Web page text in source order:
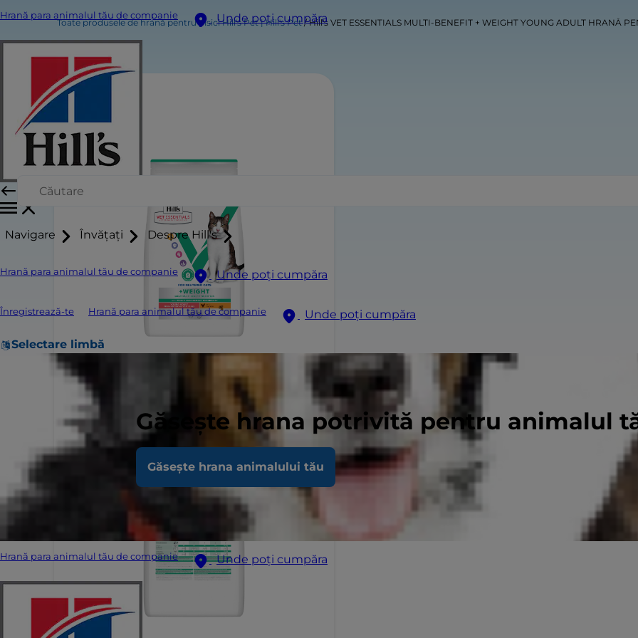
Hrană para animalul tău de companie Unde poți cumpăra
Navigare Învățați Despre Hill's
Hrană para animalul tău de companie Unde poți cumpăra
Înregistrează-te Hrană para animalul tău de companie Unde poți cumpăra
Selectare limbă
Găsește hrana potrivită pentru animalul
Găsește hrana animalului tău
Hrană para animalul tău de companie Unde poți cumpăra
Toate produsele de hrană pentru pisici Hill's Pet | Hill's Pet Hill's VET ESSENTIALS MULTI-BENEFIT + WEIGHT YOUNG ADULT HRANĂ